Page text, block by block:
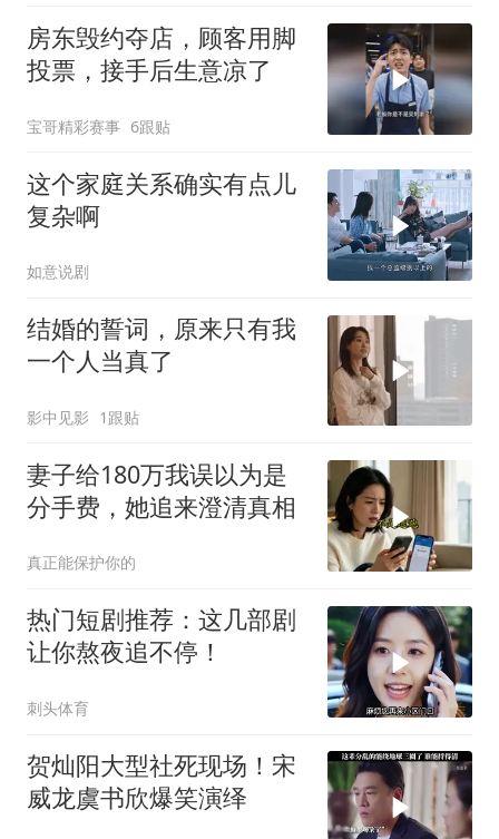
房东毁约夺店，顾客用脚
投票，接手后生意凉了
宝哥精彩赛事 6跟贴
这个家庭关系确实有点儿
复杂啊
如意说剧
结婚的誓词，原来只有我
一个人当真了
影中见影 1跟贴
妻子给180万我误以为是
分手费，她追来澄清真相
真正能保护你的
热门短剧推荐：这几部剧
让你熬夜追不停！
刺头体育
贺灿阳大型社死现场！宋
威龙虞书欣爆笑演绎